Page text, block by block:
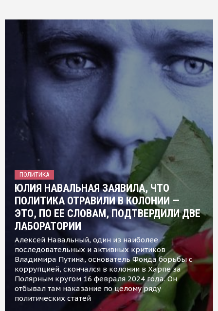
ПОЛИТИКА
ЮЛИЯ НАВАЛЬНАЯ ЗАЯВИЛА, ЧТО
ПОЛИТИКА ОТРАВИЛИ В КОЛОНИИ —
ЭТО, ПО ЕЕ СЛОВАМ, ПОДТВЕРДИЛИ ДВЕ
ЛАБОРАТОРИИ
Алексей Навальный, один из наиболее
последовательных и активных критиков
Владимира Путина, основатель Фонда борьбы с
коррупцией, скончался в колонии в Харпе за
Полярным кругом 16 февраля 2024 года. Он
отбывал там наказание по целому ряду
политических статей